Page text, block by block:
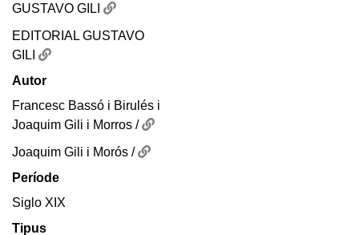
GUSTAVO GILI
EDITORIAL GUSTAVO
GILI
Autor
Francesc Bassó i Birulés i
Joaquim Gili i Morros /
Joaquim Gili i Morós /
Període
Siglo XIX
Tipus